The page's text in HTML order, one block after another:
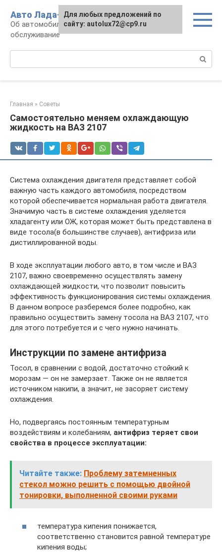
контенту
Авто Лада-люкс
Об автомобилях LADA: эксплуатация и
обслуживание
Главная » Советы
Самостоятельно меняем охлаждающую
жидкость на ВАЗ 2107
Система охлаждения двигателя представляет собой
важную часть каждого автомобиля, посредством
которой обеспечивается нормальная работа двигателя.
Значимую часть в системе охлаждения уделяется
хладагенту или ОЖ, которая может быть представлена в
виде тосола(в большинстве случаев), антифриза или
дистиллированной воды.
В ходе эксплуатации любого авто, в том числе и ВАЗ
2107, важно своевременно осуществлять замену
охлаждающей жидкости, что позволит повысить
эффективность функционирования системы охлаждения.
В данном вопросе разберемся более подробно, как
правильно осуществить замену тосола на ВАЗ 2107, что
для этого потребуется и с чего нужно начинать.
Инструкции по замене антифриза
Тосол, в сравнении с водой, достаточно стойкий к
морозам — он не замерзает. Также он не является
источником накипи, а значит, не засоряет систему
охлаждения.
Но, подвергаясь постоянным температурным
воздействиям и колебаниям, антифриз теряет свои
свойства в процессе эксплуатации:
Читайте также: Проблему затемненных
стекол можно решить с помощью двойной
тонировки, выполненной своими руками
температура кипения понижается,
соответственно становится равной температуре
кипения воды;
Для любых предложений по
сайту: autolux72@cp9.ru